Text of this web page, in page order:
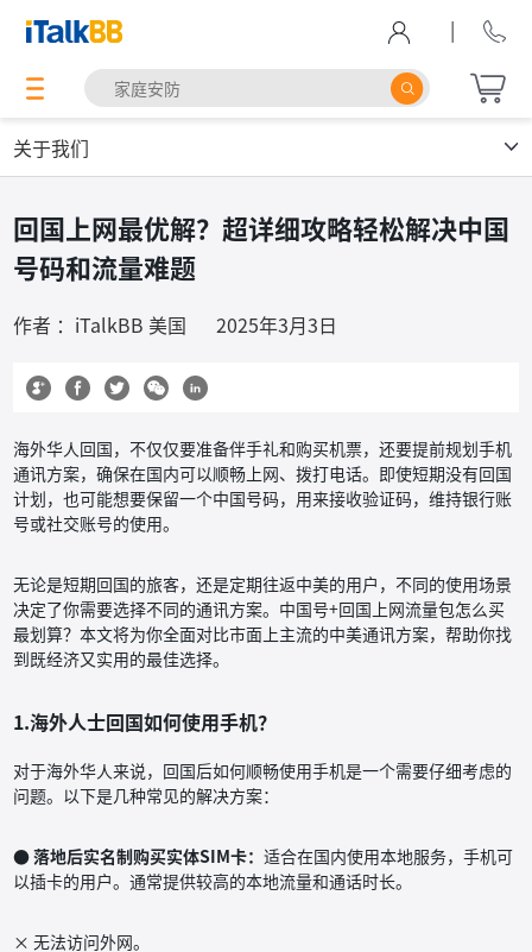
|
关于我们
回国上网最优解？超详细攻略轻松解决中国
号码和流量难题
作者 ：iTalkBB 美国 2025年3月3日
海外华人回国，不仅仅要准备伴手礼和购买机票，还要提前规划手机
通讯方案，确保在国内可以顺畅上网、拨打电话。即使短期没有回国
计划，也可能想要保留一个中国号码，用来接收验证码，维持银行账
号或社交账号的使用。
无论是短期回国的旅客，还是定期往返中美的用户，不同的使用场景
决定了你需要选择不同的通讯方案。中国号+回国上网流量包怎么买
最划算？本文将为你全面对比市面上主流的中美通讯方案，帮助你找
到既经济又实用的最佳选择。
1.海外人士回国如何使用手机？
对于海外华人来说，回国后如何顺畅使用手机是一个需要仔细考虑的
问题。以下是几种常见的解决方案：
● 落地后实名制购买实体SIM卡：适合在国内使用本地服务，手机可
以插卡的用户。通常提供较高的本地流量和通话时长。
× 无法访问外网。